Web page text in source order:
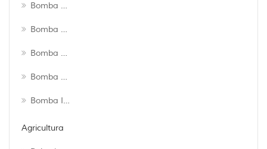
Bomba De Engranajes
Bomba De Impulsor
Bomba Maceradora
Bomba De Agua Dulce
Bomba Inteligente
Agricultura